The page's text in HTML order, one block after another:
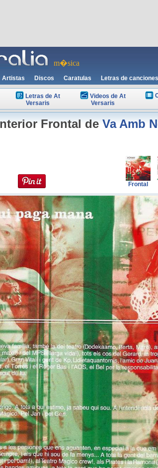
m�sica
Artistas Discos Caratulas Letras de canciones
Letras de At
Versaris
Videos de At
Versaris
Frontal de Va Amb
Frontal